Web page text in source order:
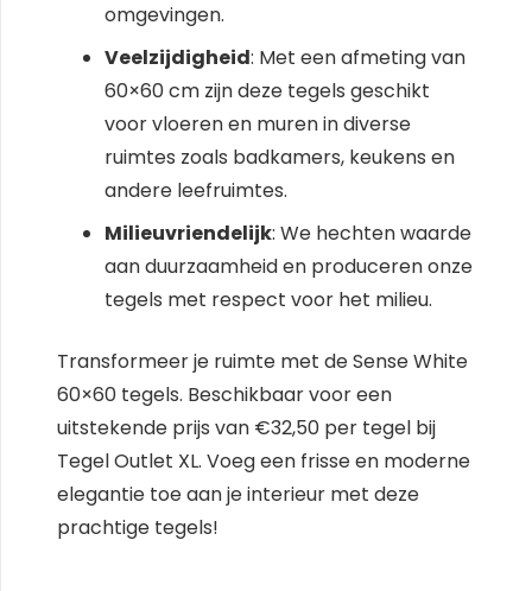
omgevingen.
Veelzijdigheid: Met een afmeting van
60×60 cm zijn deze tegels geschikt
voor vloeren en muren in diverse
ruimtes zoals badkamers, keukens en
andere leefruimtes.
Milieuvriendelijk: We hechten waarde
aan duurzaamheid en produceren onze
tegels met respect voor het milieu.
Transformeer je ruimte met de Sense White
60×60 tegels. Beschikbaar voor een
uitstekende prijs van €32,50 per tegel bij
Tegel Outlet XL. Voeg een frisse en moderne
elegantie toe aan je interieur met deze
prachtige tegels!